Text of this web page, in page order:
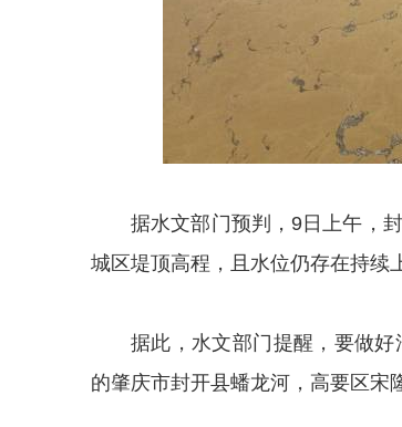
据水文部门预判，9日上午，
城区堤顶高程，且水位仍存在持续
据此，水文部门提醒，要做
的肇庆市封开县蟠龙河，高要区宋